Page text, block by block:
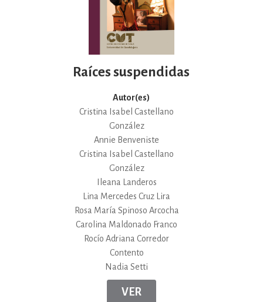
Raíces suspendidas
Autor(es)
Cristina Isabel Castellano
González
Annie Benveniste
Cristina Isabel Castellano
González
Ileana Landeros
Lina Mercedes Cruz Lira
Rosa María Spinoso Arcocha
Carolina Maldonado Franco
Rocío Adriana Corredor
Contento
Nadia Setti
VER